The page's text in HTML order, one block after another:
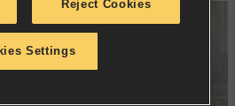
Reject Cookies
Settings